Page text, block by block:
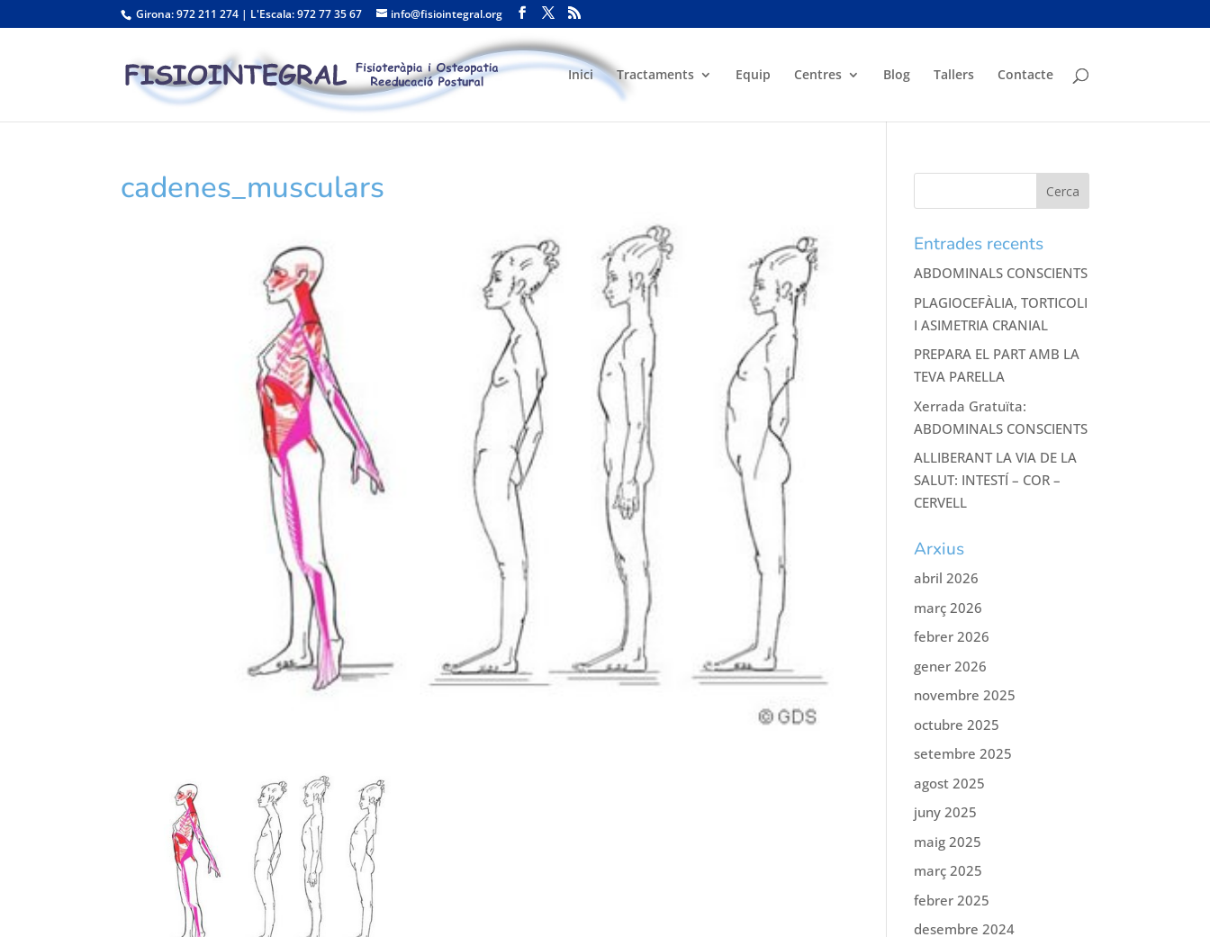
Girona: 972 211 274 | L'Escala: 972 77 35 67 info@fisiointegral.org
Inici Tractaments Equip Centres Blog Tallers Contacte
cadenes_musculars
Entrades recents
ABDOMINALS CONSCIENTS
PLAGIOCEFÀLIA, TORTICOLI
I ASIMETRIA CRANIAL
PREPARA EL PART AMB LA
TEVA PARELLA
Xerrada Gratuïta:
ABDOMINALS CONSCIENTS
ALLIBERANT LA VIA DE LA
SALUT: INTESTÍ – COR –
CERVELL
Arxius
abril 2026
març 2026
febrer 2026
gener 2026
novembre 2025
octubre 2025
setembre 2025
agost 2025
juny 2025
maig 2025
març 2025
febrer 2025
desembre 2024